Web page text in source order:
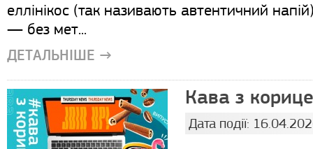
еллінікос (так називають автентичний
— без мет...
ДЕТАЛЬНІШЕ →
Кава з
Дата події: